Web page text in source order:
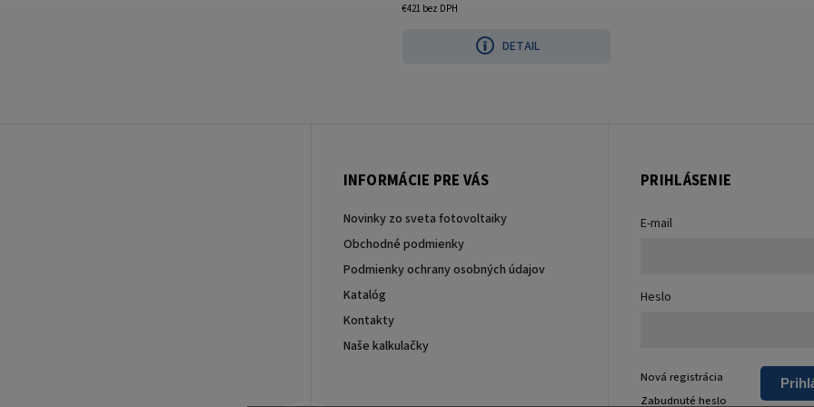
€421 bez DPH
DETAIL
INFORMÁCIE PRE VÁS
Novinky zo sveta fotovoltaiky
Obchodné podmienky
Podmienky ochrany osobných údajov
Katalóg
Kontakty
Naše kalkulačky
PRIHLÁSENIE
E-mail
Heslo
Nová registrácia
Zabudnuté heslo